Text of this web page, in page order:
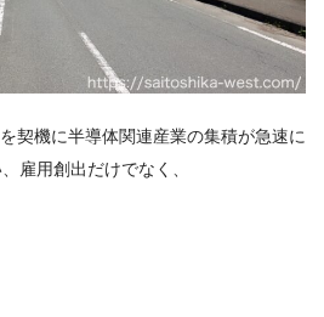
契機に半導体関連産業の集積が急速に
雇用創出だけでなく、